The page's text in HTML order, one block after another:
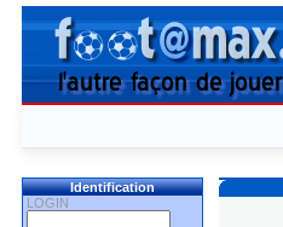
Identification
LOGIN